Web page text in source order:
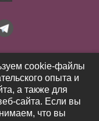
дела
cookie-файлы
опыта и
а также для
сайта. Если вы
что вы
cookie-файлы
опыта и
а также для
сайта. Если вы
что вы